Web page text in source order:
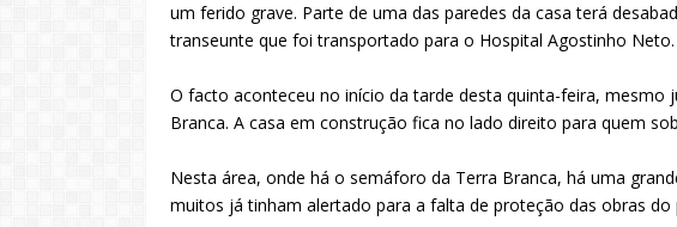
um ferido grave. Parte de uma das paredes da casa terá
transeunte que foi transportado para o Hospital Agostinho Neto.
O facto aconteceu no início da tarde desta quinta-feira, mesmo
Branca. A casa em construção fica no lado direito para quem
Nesta área, onde há o semáforo da Terra Branca, há uma
muitos já tinham alertado para a falta de proteção das obras do